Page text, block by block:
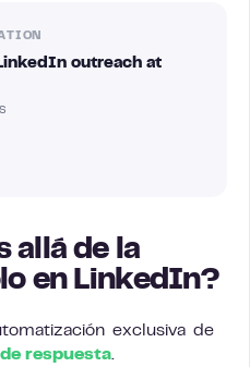
outreach at
allá de la
en LinkedIn?
exclusiva de
respuesta.